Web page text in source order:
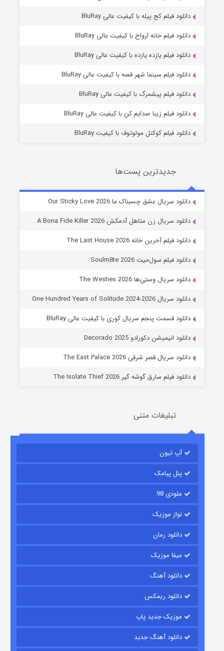
شوهر
عملیات آپارتمان
قسمت2 (زیرنویس) منتشر شد
قسمت
دانلود فیلم کج‌ پیله با کیفیت عالی BluRay
دانلود فیلم خانه ارواح با کیفیت عالی BluRay
دانلود فیلم یازده یازده با کیفیت عالی BluRay
دانلود فیلم سینما شهر قصه با کیفیت عالی BluRay
دانلود فیلم پیشمرگ با کیفیت عالی BluRay
دانلود فیلم زیبا صدایم کن با کیفیت عالی BluRay
دانلود فیلم کوکتل مولوتوف با کیفیت BluRay
جدیدترین پست‌ها
دانلود سریال عشق چسبناک ما Our Sticky Love 2026
دانلود سریال زن متاهل آدمکش A Bona Fide Killer 2026
دانلود فیلم آخرین خانه The Last House 2026
دانلود فیلم سول‌میت Soulm8te 2026
دانلود سریال وستی‌ها The Westies 2026
دانلود سریال One Hundred Years of Solitude 2024-2026
دانلود قسمت پنجم سریال کوری با کیفیت عالی BluRay
دانلود انیمیشن دکورادو Decorado 2025
دانلود سریال قصر شرقی The East Palace 2026
دانلود فیلم سارق گوشه گیر The Isolate Thief 2026
تبلیغات متنی
آپ تیون
پنل پیامک
ملودی 98
نواز موزیک
دانلود رمان
میفا موزیک
دانلود آهنگ
دانلود ریمکس
موزیک جدید پاپ
دانلود آهنگ جدید